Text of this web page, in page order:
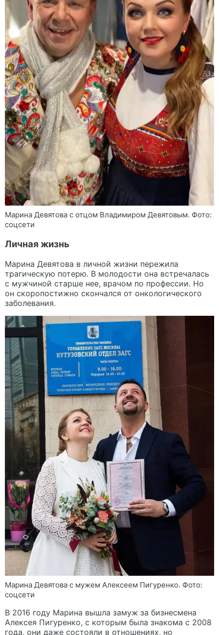
Марина Девятова с отцом Владимиром Девятовым. Фото:
соцсети
Личная жизнь
Марина Девятова в личной жизни пережила
трагическую потерю. В молодости она встречалась
с мужчиной старше нее, врачом по профессии. Но
он скоропостижно скончался от онкологического
заболевания.
Марина Девятова с мужем Алексеем Пигуренко. Фото:
соцсети
В 2016 году Марина вышла замуж за бизнесмена
Алексея Пигуренко, с которым была знакома с 2008
года, они даже состояли в отношениях, но